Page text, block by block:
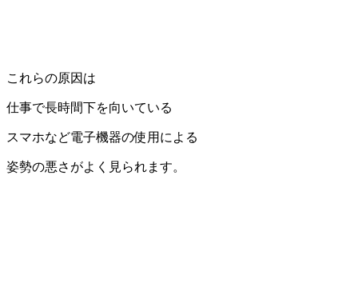
これらの原因は
仕事で長時間下を向いている
スマホなど電子機器の使用による
姿勢の悪さがよく見られます。